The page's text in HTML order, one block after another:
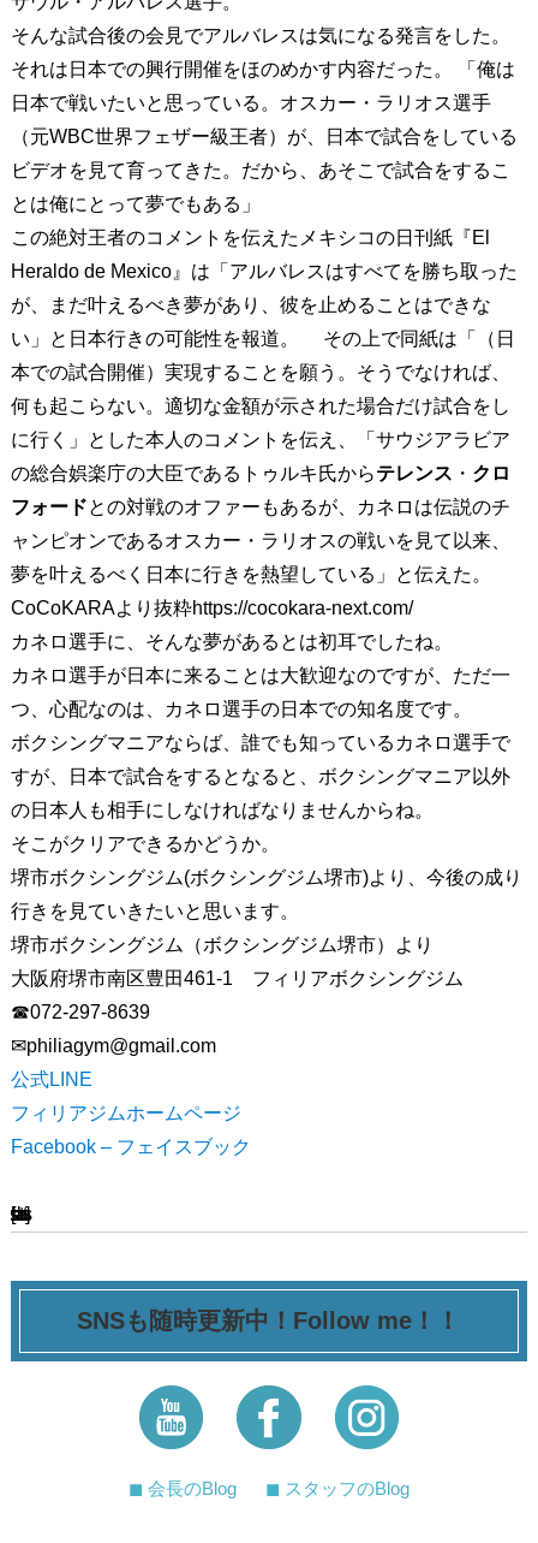
そんな試合後の会見でアルバレスは気になる発言をした。
それは日本での興行開催をほのめかす内容だった。 「俺は
日本で戦いたいと思っている。オスカー・ラリオス選手
（元WBC世界フェザー級王者）が、日本で試合をしている
ビデオを見て育ってきた。だから、あそこで試合をするこ
とは俺にとって夢でもある」
この絶対王者のコメントを伝えたメキシコの日刊紙『El
Heraldo de Mexico』は「アルバレスはすべてを勝ち取った
が、まだ叶えるべき夢があり、彼を止めることはできな
い」と日本行きの可能性を報道。 その上で同紙は「（日
本での試合開催）実現することを願う。そうでなければ、
何も起こらない。適切な金額が示された場合だけ試合をし
に行く」とした本人のコメントを伝え、「サウジアラビア
の総合娯楽庁の大臣であるトゥルキ氏からテレンス ・ クロ
フォードとの対戦のオファーもあるが、カネロは伝説のチ
ャンピオンであるオスカー・ラリオスの戦いを見て以来、
夢を叶えるべく日本に行きを熱望している」と伝えた。
CoCoKARAより抜粋https://cocokara-next.com/
カネロ選手に、そんな夢があるとは初耳でしたね。
カネロ選手が日本に来ることは大歓迎なのですが、ただ一
つ、心配なのは、カネロ選手の日本での知名度です。
ボクシングマニアならば、誰でも知っているカネロ選手で
すが、日本で試合をするとなると、ボクシングマニア以外
の日本人も相手にしなければなりませんからね。
そこがクリアできるかどうか。
堺市ボクシングジム(ボクシングジム堺市)より、今後の成り
行きを見ていきたいと思います。
堺市ボクシングジム（ボクシングジム堺市）より
大阪府堺市南区豊田461-1 フィリアボクシングジム
☎072-297-8639
✉︎philiagym@gmail.com
公式LINE
フィリアジムホームページ
Facebook – フェイスブック
[ssba-buttons]
SNSも随時更新中！Follow me！！
◼︎ 会長のBlog ◼︎ スタッフのBlog